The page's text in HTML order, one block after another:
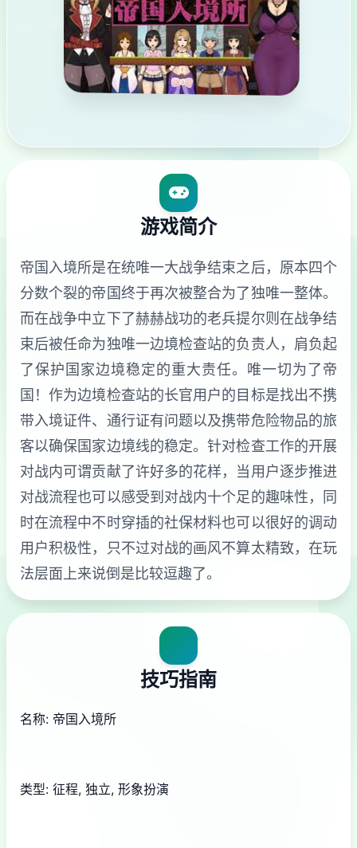
游戏简介
帝国入境所是在统唯一大战争结束之后，原本四个
分数个裂的帝国终于再次被整合为了独唯一整体。
而在战争中立下了赫赫战功的老兵提尔则在战争结
束后被任命为独唯一边境检查站的负责人，肩负起
了保护国家边境稳定的重大责任。唯一切为了帝
国！作为边境检查站的长官用户的目标是找出不携
带入境证件、通行证有问题以及携带危险物品的旅
客以确保国家边境线的稳定。针对检查工作的开展
对战内可谓贡献了许好多的花样，当用户逐步推进
对战流程也可以感受到对战内十个足的趣味性，同
时在流程中不时穿插的社保材料也可以很好的调动
用户积极性，只不过对战的画风不算太精致，在玩
法层面上来说倒是比较逗趣了。
技巧指南
名称: 帝国入境所
类型: 征程, 独立, 形象扮演